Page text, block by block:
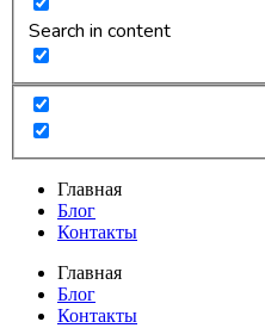
Search in content
Главная
Блог
Контакты
Главная
Блог
Контакты